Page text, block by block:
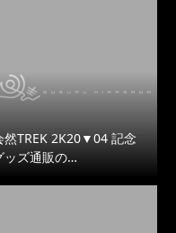
然TREK 2K20▼04 記念
ッズ通販の…